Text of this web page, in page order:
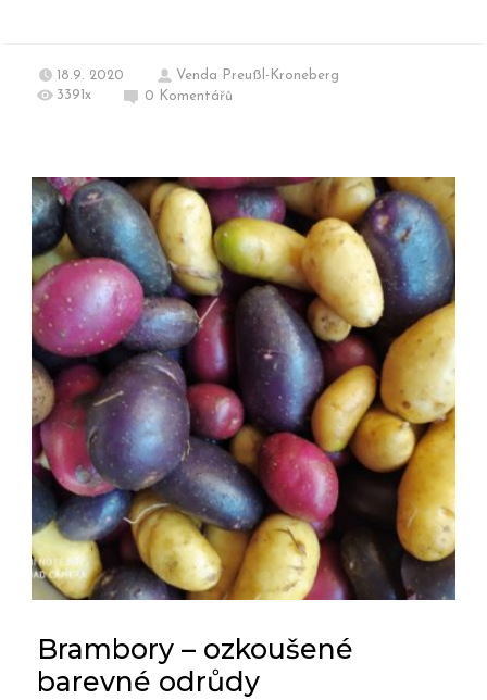
18.9. 2020
Venda Preußl-Kroneberg
3391x
0 Komentářů
Brambory – ozkoušené
barevné odrůdy